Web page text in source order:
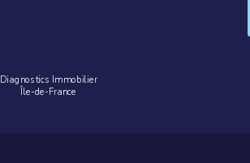
Diagnostics Immobilier
Île-de-France